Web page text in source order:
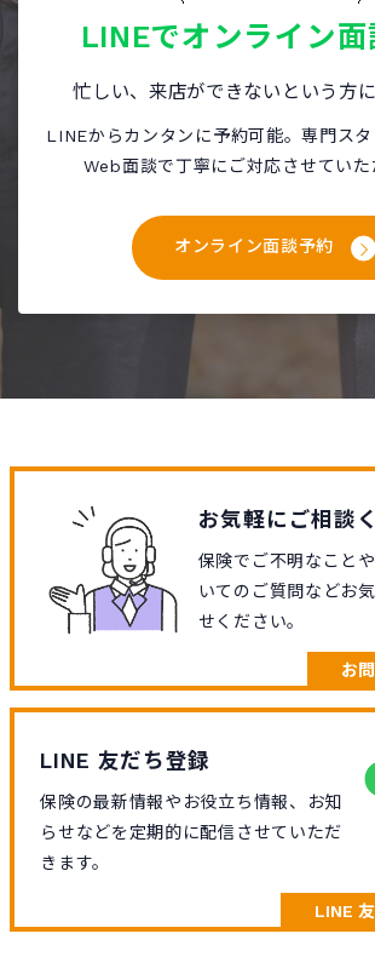
LINEでオンライン面
忙しい、来店ができないという方に
LINEからカンタンに予約可能。専門ス
Web面談で丁寧にご対応させていた
オンライン面談予約
お気軽にご相談
保険でご不明なこと
いてのご質問などお
せください。
お
LINE 友だち登録
保険の最新情報やお役立ち情報、お知
らせなどを定期的に配信させていただ
きます。
LINE